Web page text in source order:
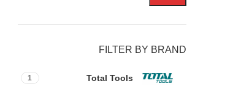
FILTER BY BRAND
Total Tools
1